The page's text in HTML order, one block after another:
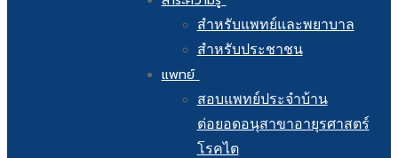
สำหรับแพทย์และพยาบาล
สำหรับประชาชน
แพทย์
สอบแพทย์ประจำบ้าน
ต่อยอดอนุสาขาอายุรศาสตร์
โรคไต